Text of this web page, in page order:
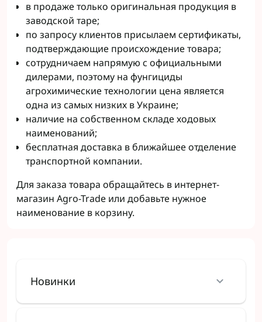
в продаже только оригинальная продукция в
заводской таре;
по запросу клиентов присылаем сертификаты,
подтверждающие происхождение товара;
сотрудничаем напрямую с официальными
дилерами, поэтому на фунгициды
агрохимические технологии цена является
одна из самых низких в Украине;
наличие на собственном складе ходовых
наименований;
бесплатная доставка в ближайшее отделение
транспортной компании.
Для заказа товара обращайтесь в интернет-
магазин Agro-Trade или добавьте нужное
наименование в корзину.
Новинки